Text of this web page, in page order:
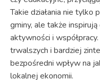
Takie działania nie tylko
gminy, ale także
aktywności i
trwalszych i bardziej
bezpośredni wpływ na
lokalnej ekonomii.